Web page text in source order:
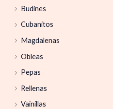
Budines
Cubanitos
Magdalenas
Obleas
Pepas
Rellenas
Vainillas